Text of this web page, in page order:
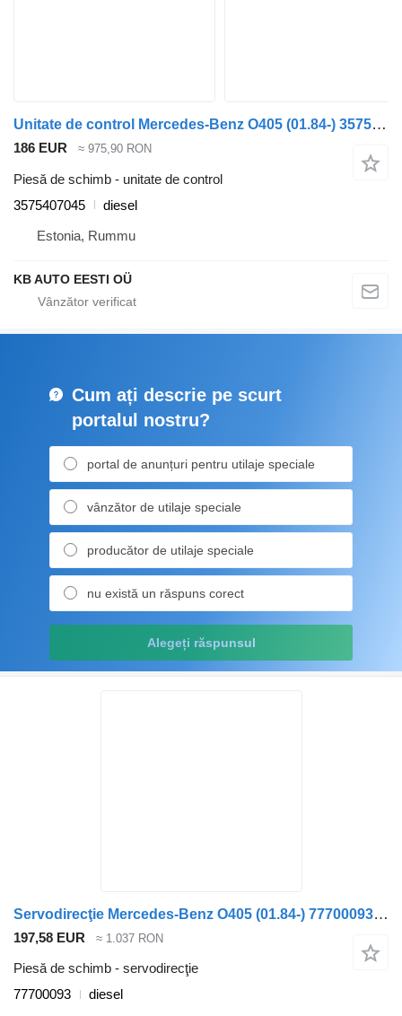
Unitate de control Mercedes-Benz O405 (01.84-) 3575407045 pentru autobuz Mercedes-Benz Bus I (1963-1998)
186 EUR ≈ 975,90 RON
Piesă de schimb - unitate de control
3575407045
diesel
Estonia, Rummu
KB AUTO EESTI OÜ
Cum ați descrie pe scurt
portalul nostru?
portal de anunțuri pentru utilaje speciale
vânzător de utilaje speciale
producător de utilaje speciale
nu există un răspuns corect
Alegeți răspunsul
Servodirecţie Mercedes-Benz O405 (01.84-) 77700093 pentru autobuz Mercedes-Benz Bus I (1963-1998)
197,58 EUR ≈ 1.037 RON
Piesă de schimb - servodirecţie
77700093
diesel